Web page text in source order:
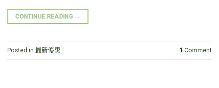
CONTINUE READING →
Posted in 最新優惠 1 Comment